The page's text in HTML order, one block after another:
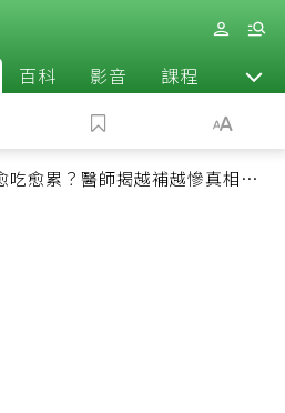
百科 影音 課程 退休
吃愈累？醫師揭越補越慘真相：